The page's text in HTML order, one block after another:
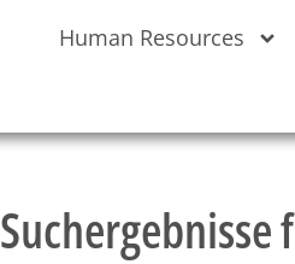
Human Resources
Suchergebnisse